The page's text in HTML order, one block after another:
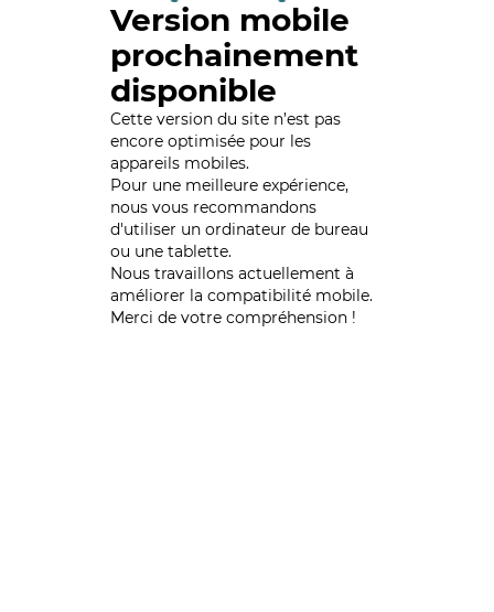
Version mobile
prochainement
disponible
Cette version du site n’est pas
encore optimisée pour les
appareils mobiles.
Pour une meilleure expérience,
nous vous recommandons
d'utiliser un ordinateur de bureau
ou une tablette.
Nous travaillons actuellement à
améliorer la compatibilité mobile.
Merci de votre compréhension !